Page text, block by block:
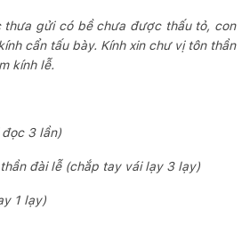
thưa gửi có bề chưa được thấu tỏ, con
cẩn tấu bày. Kính xin chư vị tôn thần
kính lễ.
đọc 3 lần)
đài lễ (chắp tay vái lạy 3 lạy)
1 lạy)